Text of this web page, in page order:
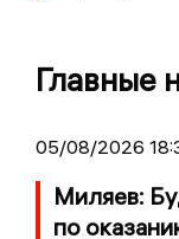
Главные
05/08/2026
Миляев:
по